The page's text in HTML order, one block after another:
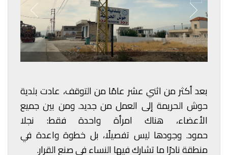
بعد أكثر من اثني عشر عامًا من التوقف، عادت بلدية
حوش الحريمة إلى العمل من جديد.ومن بين جميع
الأعضاء، هناك امرأة واحدة فقط: نجلا
حمود. وجودها ليس تفصيلًا، بل خطوة واعدة في
منطقة نادرًا ما تشارك فيها النساء في صنع القرار.